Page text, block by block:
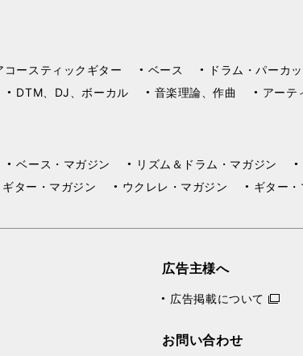
コースティックギター ベース ドラム・パーカ
DTM、DJ、ボーカル 音楽理論、作曲 アーテ
ベース・マガジン リズム＆ドラム・マガジン
ター・マガジン
ウクレレ・マガジン ギター
広告主様へ
広告掲載について
お問い合わせ